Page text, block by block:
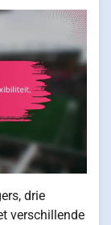
drie
verschillende